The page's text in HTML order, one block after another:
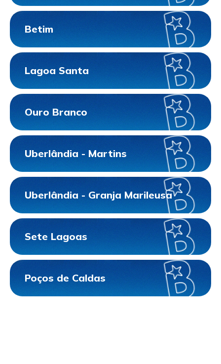
Betim
Lagoa Santa
Ouro Branco
Uberlândia - Martins
Uberlândia - Granja Marileusa
Sete Lagoas
Poços de Caldas